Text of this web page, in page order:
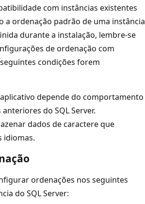
com instâncias existentes
a ordenação padrão de uma instância
durante a instalação, lembre-se
de ordenação com
condições forem
depende do comportamento
do SQL Server.
dados de caractere que
idiomas.
ordenações nos seguintes
do SQL Server: